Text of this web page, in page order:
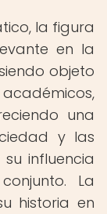
la figura
en la
objeto
una
y las
influencia
La
historia en